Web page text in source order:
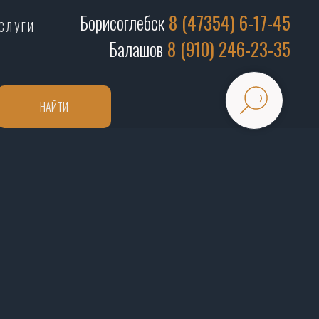
Борисоглебск8 (47354) 6-17-45
Балашов 8 (910) 246-23-35
НАЙТИ